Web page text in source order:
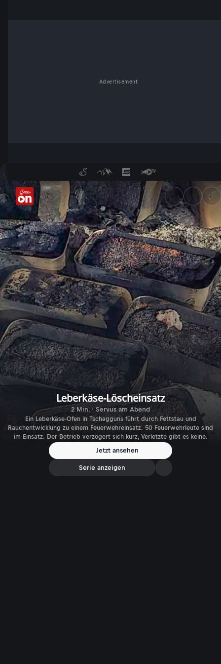
Advertisement
Leberkäse-Löscheinsatz -
Leberkäse-Löscheinsatz
2 Min. · Servus am Abend
Ein Leberkäse-Ofen in Tschagguns führt durch Fettstau und
Rauchentwicklung zu einem Feuerwehreinsatz. 50 Feuerwehrleute sind
im Einsatz. Der Betrieb verzögert sich kurz, Verletzte gibt es keine.
Jetzt ansehen
Serie anzeigen